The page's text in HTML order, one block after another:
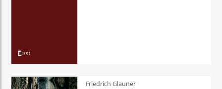
Friedrich Glauner